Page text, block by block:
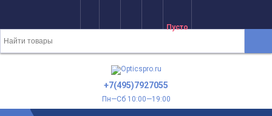
Пусто
+7(495)7927055
Пн—Сб 10:00—19:00